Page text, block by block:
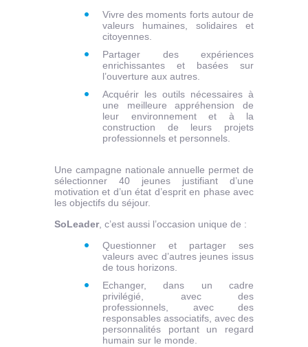
Vivre des moments forts autour de
valeurs humaines, solidaires et
citoyennes.
Partager des expériences
enrichissantes et basées sur
l’ouverture aux autres.
Acquérir les outils nécessaires à
une meilleure appréhension de
leur environnement et à la
construction de leurs projets
professionnels et personnels.
Une campagne nationale annuelle permet de
sélectionner 40 jeunes justifiant d’une
motivation et d’un état d’esprit en phase avec
les objectifs du séjour.
SoLeader, c’est aussi l’occasion unique de :
Questionner et partager ses
valeurs avec d’autres jeunes issus
de tous horizons.
Echanger, dans un cadre
privilégié, avec des
professionnels, avec des
responsables associatifs, avec des
personnalités portant un regard
humain sur le monde.